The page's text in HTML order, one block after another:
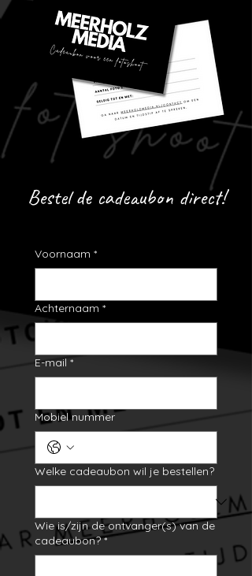
Bestel de cadeaubon direct!
Voornaam *
Achternaam *
E-mail *
Mobiel nummer
Welke cadeaubon wil je bestellen?
Wie is/zijn de ontvanger(s) van de
cadeaubon? *